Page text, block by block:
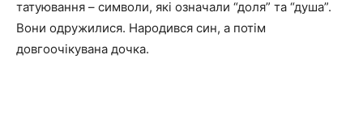
татуювання – символи, які означали “доля” та “душа”.
Вони одружилися. Народився син, а потім
довгоочікувана дочка.